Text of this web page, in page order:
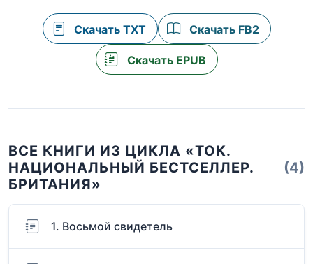
Скачать TXT Скачать FB2
Скачать EPUB
ВСЕ КНИГИ ИЗ ЦИКЛА «TOK.
НАЦИОНАЛЬНЫЙ БЕСТСЕЛЛЕР.
БРИТАНИЯ»
(4)
1. Восьмой свидетель